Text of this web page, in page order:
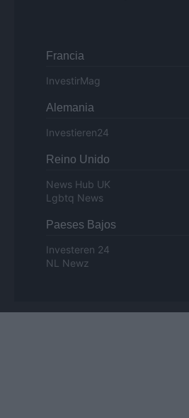
Francia
InvestirMag
Alemania
Investieren24
Reino Unido
News Hub UK
Lgbtq News
Paeses Bajos
Investeren 24
NL Newz